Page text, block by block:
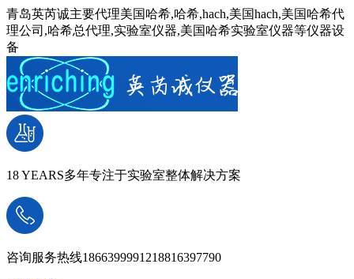
青岛英芮诚主要代理美国哈希,哈希,hach,美国hach,美国哈希代
理公司,哈希总代理,实验室仪器,美国哈希实验室仪器等仪器设
备
18 YEARS多年专注于实验室整体解决方案
咨询服务热线1866399991218816397790